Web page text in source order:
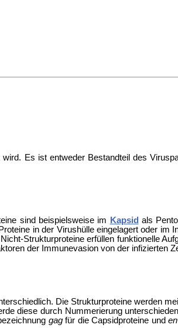
wird. Es ist entweder Bestandteil des
sind beispielsweise im Kapsid als
in der Virushülle eingelagert oder
Strukturproteine erfüllen funktionelle
der Immunevasion von der infizierten
Die Strukturproteine werden
diese durch Nummerierung
gagfür die Capsidproteine und